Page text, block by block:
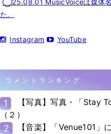
◯25.08.01 MusicVoiceは媒体名
た。
Instagram YouTube
コメントランキング
1
【写真】写真・「Stay
（２）
2
【音楽】「Venue101」